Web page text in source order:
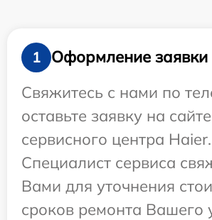
1
Оформление заявки
Свяжитесь с нами по
оставьте заявку на сайте
сервисного центра Haier.
Специалист сервиса
Вами для уточнения
сроков ремонта Вашего